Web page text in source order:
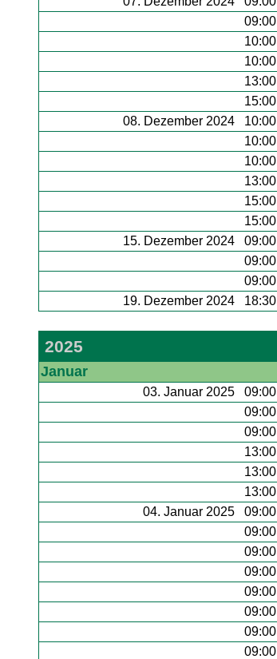
09:00
10:00
10:00
13:00
15:00
08. Dezember 2024 10:00
10:00
10:00
13:00
15:00
15:00
15. Dezember 2024 09:00
09:00
09:00
19. Dezember 2024 18:30
2025
Januar
03. Januar 2025 09:00
09:00
09:00
13:00
13:00
13:00
04. Januar 2025 09:00
09:00
09:00
09:00
09:00
09:00
09:00
09:00